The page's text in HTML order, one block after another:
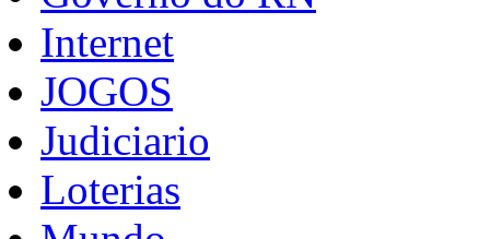
Internet
JOGOS
Judiciario
Loterias